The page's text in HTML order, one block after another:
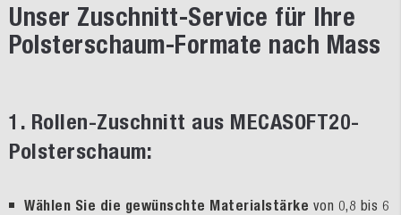
Unser Zuschnitt-Service für Ihre
Polsterschaum-Formate nach Mass
1. Rollen-Zuschnitt aus MECASOFT20-
Polsterschaum:
Wählen Sie die gewünschte Materialstärke von 0,8 bis 6